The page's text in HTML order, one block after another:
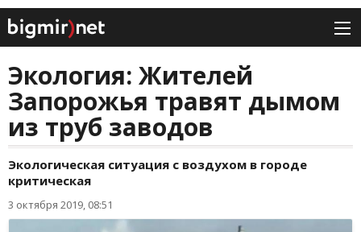
Экология: Жителей
Запорожья травят дымом
из труб заводов
Экологическая ситуация с воздухом в городе
критическая
3 октября 2019, 08:51